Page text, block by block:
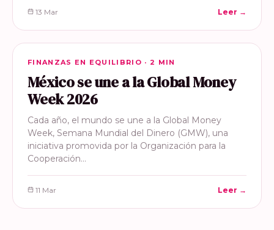
13 Mar Leer →
FINANZAS EN EQUILIBRIO
FINANZAS EN EQUILIBRIO · 2 MIN
México se une a la Global Money
Week 2026
Cada año, el mundo se une a la Global Money
Week, Semana Mundial del Dinero (GMW), una
iniciativa promovida por la Organización para la
Cooperación…
11 Mar Leer →